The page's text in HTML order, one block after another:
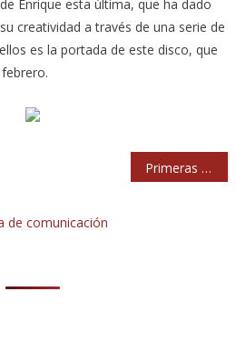
Enrique esta última, que ha dado
creatividad a través de una serie de
es la portada de este disco, que
Primeras fechas de la gira de Sôber tocando ‘Morfología’